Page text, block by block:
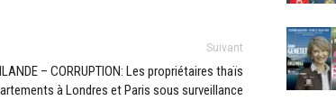
Suivant
– CORRUPTION: Les propriétaires thaïs
à Londres et Paris sous surveillance